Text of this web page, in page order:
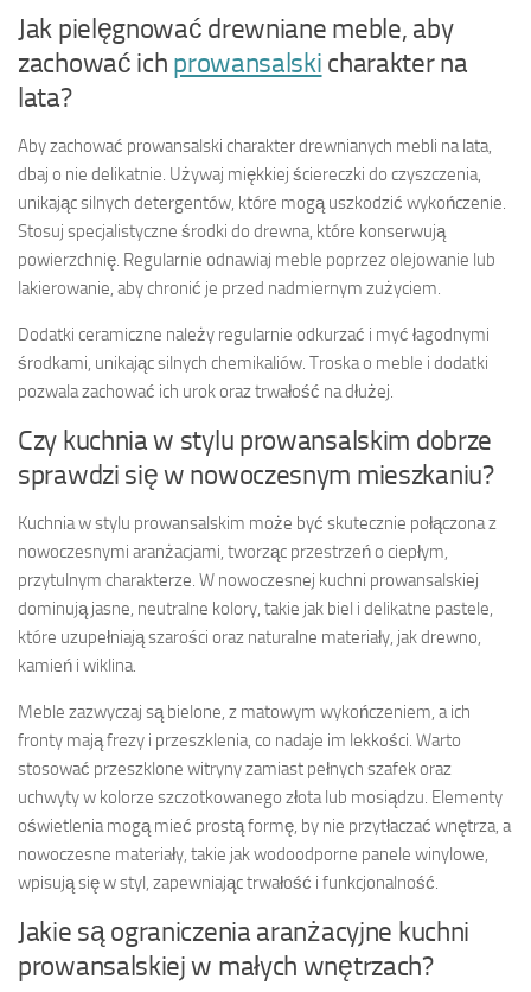
Jak pielęgnować drewniane meble, aby
zachować ich prowansalski charakter na
lata?
Aby zachować prowansalski charakter drewnianych mebli na lata,
dbaj o nie delikatnie. Używaj miękkiej ściereczki do czyszczenia,
unikając silnych detergentów, które mogą uszkodzić wykończenie.
Stosuj specjalistyczne środki do drewna, które konserwują
powierzchnię. Regularnie odnawiaj meble poprzez olejowanie lub
lakierowanie, aby chronić je przed nadmiernym zużyciem.
Dodatki ceramiczne należy regularnie odkurzać i myć łagodnymi
środkami, unikając silnych chemikaliów. Troska o meble i dodatki
pozwala zachować ich urok oraz trwałość na dłużej.
Czy kuchnia w stylu prowansalskim dobrze
sprawdzi się w nowoczesnym mieszkaniu?
Kuchnia w stylu prowansalskim może być skutecznie połączona z
nowoczesnymi aranżacjami, tworząc przestrzeń o ciepłym,
przytulnym charakterze. W nowoczesnej kuchni prowansalskiej
dominują jasne, neutralne kolory, takie jak biel i delikatne pastele,
które uzupełniają szarości oraz naturalne materiały, jak drewno,
kamień i wiklina.
Meble zazwyczaj są bielone, z matowym wykończeniem, a ich
fronty mają frezy i przeszklenia, co nadaje im lekkości. Warto
stosować przeszklone witryny zamiast pełnych szafek oraz
uchwyty w kolorze szczotkowanego złota lub mosiądzu. Elementy
oświetlenia mogą mieć prostą formę, by nie przytłaczać wnętrza, a
nowoczesne materiały, takie jak wodoodporne panele winylowe,
wpisują się w styl, zapewniając trwałość i funkcjonalność.
Jakie są ograniczenia aranżacyjne kuchni
prowansalskiej w małych wnętrzach?